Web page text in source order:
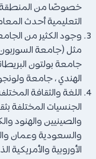
خصوصًا من المنطقة
التعليمية أحدث
وجود الكثير من
مثل (جامعة السوربون
جامعة بولتون
الهندي ، جامعة
اللغة والثقافة
الجنسيات المختلفة
والصينيين والهنود
والسعودية وعمان
الأوروبية